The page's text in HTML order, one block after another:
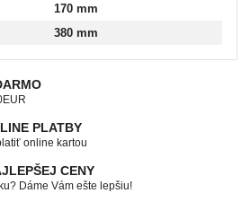
170 mm
380 mm
PLATBY
online kartou
CENY
Dáme Vám ešte lepšiu!